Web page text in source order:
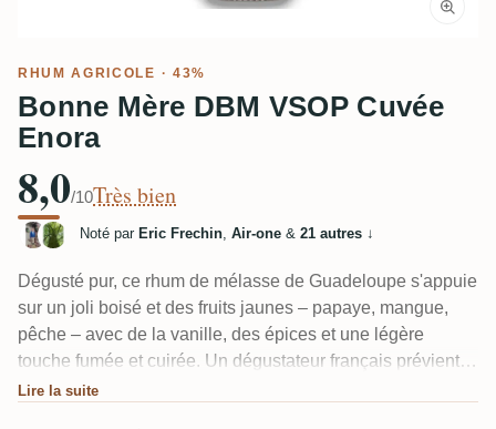
RHUM AGRICOLE · 43%
Bonne Mère DBM VSOP Cuvée
Enora
8,0/10Très bien
Noté par Eric Frechin, Air-one & 21 autres ↓
Dégusté pur, ce rhum de mélasse de Guadeloupe s'appuie
sur un joli boisé et des fruits jaunes – papaye, mangue,
pêche – avec de la vanille, des épices et une légère
touche fumée et cuirée. Un dégustateur français prévient
qu'il est dangereusement facile d'en reprendre, tellement il
Lire la suite